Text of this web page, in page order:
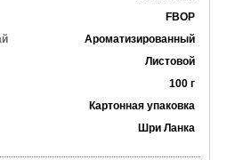
FBOP
Ароматизированный
Листовой
100 г
Картонная упаковка
Шри Ланка